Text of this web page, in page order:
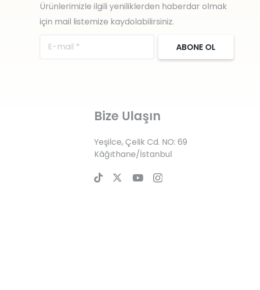
Ürünlerimizle ilgili yeniliklerden haberdar olmak
için mail listemize kaydolabilirsiniz.
ABONE OL
Bize Ulaşın
Yeşilce, Çelik Cd. NO: 69
Kâğıthane/İstanbul